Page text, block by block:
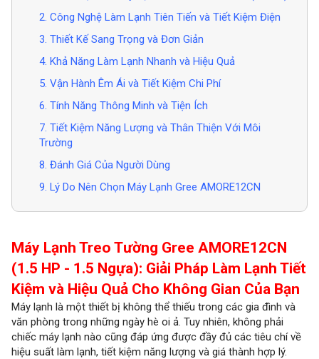
2. Công Nghệ Làm Lạnh Tiên Tiến và Tiết Kiệm Điện
3. Thiết Kế Sang Trọng và Đơn Giản
4. Khả Năng Làm Lạnh Nhanh và Hiệu Quả
5. Vận Hành Êm Ái và Tiết Kiệm Chi Phí
6. Tính Năng Thông Minh và Tiện Ích
7. Tiết Kiệm Năng Lượng và Thân Thiện Với Môi
Trường
8. Đánh Giá Của Người Dùng
9. Lý Do Nên Chọn Máy Lạnh Gree AMORE12CN
Máy Lạnh Treo Tường Gree AMORE12CN
(1.5 HP - 1.5 Ngựa): Giải Pháp Làm Lạnh Tiết
Kiệm và Hiệu Quả Cho Không Gian Của Bạn
Máy lạnh là một thiết bị không thể thiếu trong các gia đình và
văn phòng trong những ngày hè oi ả. Tuy nhiên, không phải
chiếc máy lạnh nào cũng đáp ứng được đầy đủ các tiêu chí về
hiệu suất làm lạnh, tiết kiệm năng lượng và giá thành hợp lý.